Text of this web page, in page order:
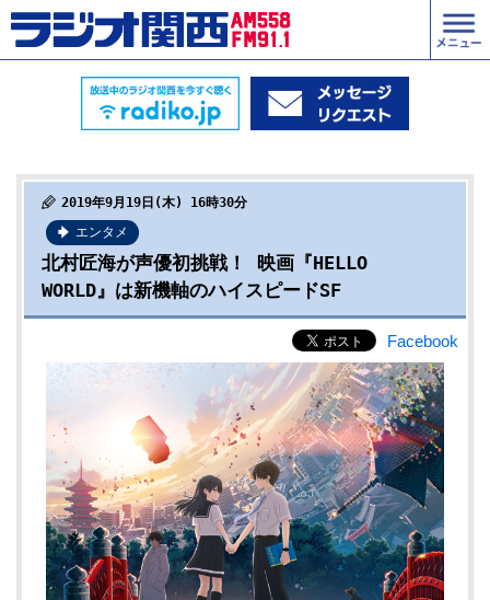
2019年9月19日(木) 16時30分
エンタメ
北村匠海が声優初挑戦！ 映画『HELLO
WORLD』は新機軸のハイスピードSF
Facebook